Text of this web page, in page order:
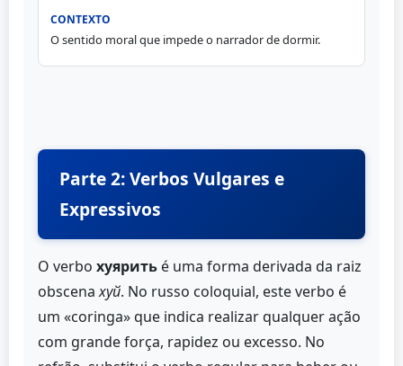
O sentido moral que impede o narrador de dormir.
Parte 2: Verbos Vulgares e
Expressivos
O verbo хуярить é uma forma derivada da raiz
obscenaхуй. No russo coloquial, este verbo é
um «coringa» que indica realizar qualquer ação
com grande força, rapidez ou excesso. No